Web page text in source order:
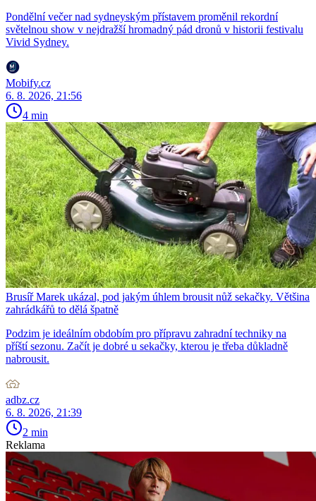
Pondělní večer nad sydneyským přístavem proměnil rekordní
světelnou show v nejdražší hromadný pád dronů v historii festivalu
Vivid Sydney.
Mobify.cz
6. 8. 2026, 21:56
4 min
Brusíř Marek ukázal, pod jakým úhlem brousit nůž sekačky. Většina
zahrádkářů to dělá špatně
Podzim je ideálním obdobím pro přípravu zahradní techniky na
příští sezonu. Začít je dobré u sekačky, kterou je třeba důkladně
nabrousit.
adbz.cz
6. 8. 2026, 21:39
2 min
Reklama